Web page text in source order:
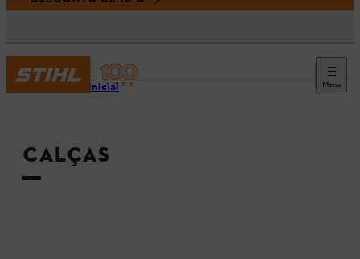
Menu
Página inicial
CALÇAS